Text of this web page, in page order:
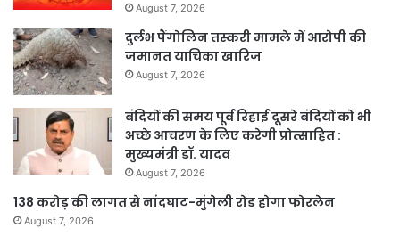
August 7, 2026
दुर्लभ पैंगोलिन तस्करी मामले में आरोपी की
जमानत याचिका खारिज
August 7, 2026
बंदियों की समय पूर्व रिहाई दूसरे बंदियों को भी
अच्छे आचरण के लिए करेगी प्रोत्साहित :
मुख्यमंत्री डॉ. यादव
August 7, 2026
138 करोड़ की लागत से नांदघाट-मुंगेली रोड होगा फोरलेन
August 7, 2026